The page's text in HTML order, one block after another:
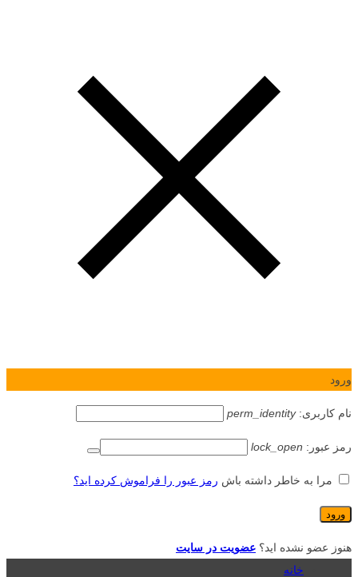
ورود
نام کاربری:perm_identity
رمز عبور: lock_open
مرا به خاطر داشته باش رمز عبور را فراموش کرده اید؟
هنوز عضو نشده اید؟ عضویت در سایت
خانه